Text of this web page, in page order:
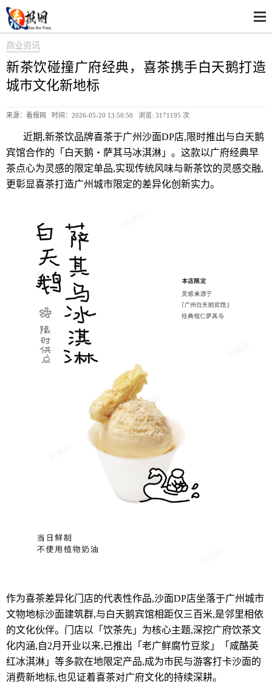
商业资讯
新茶饮碰撞广府经典，喜茶携手白天鹅打造
城市文化新地标
来源：看报网 时间：2026-05-20 13:50:50 浏览: 3171195 次
近期,新茶饮品牌喜茶于广州沙面DP店,限时推出与白天鹅
宾馆合作的「白天鹅・萨其马冰淇淋」。这款以广府经典早
茶点心为灵感的限定单品,实现传统风味与新茶饮的灵感交融,
更彰显喜茶打造广州城市限定的差异化创新实力。
作为喜茶差异化门店的代表性作品,沙面DP店坐落于广州城市
文物地标沙面建筑群,与白天鹅宾馆相距仅三百米,是邻里相依
的文化伙伴。门店以「饮茶先」为核心主题,深挖广府饮茶文
化内涵,自2月开业以来,已推出「老广鲜腐竹豆浆」「咸酪英
红冰淇淋」等多款在地限定产品,成为市民与游客打卡沙面的
消费新地标,也见证着喜茶对广府文化的持续深耕。